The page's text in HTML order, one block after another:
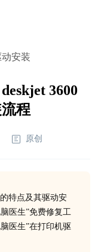
安装
3600
程
原创
特点及其驱动安
医生”免费修复工
医生”在打印机驱